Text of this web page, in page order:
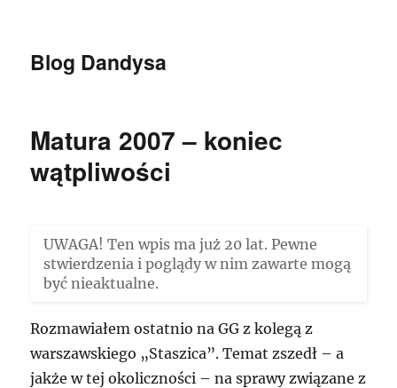
Blog Dandysa
Matura 2007 – koniec
wątpliwości
UWAGA! Ten wpis ma już 20 lat. Pewne
stwierdzenia i poglądy w nim zawarte mogą
być nieaktualne.
Rozmawiałem ostatnio na GG z kolegą z
warszawskiego „Staszica”. Temat zszedł – a
jakże w tej okoliczności – na sprawy związane z